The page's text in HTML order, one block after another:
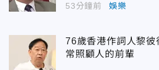
53分鐘前 娛樂
76歲香港作詞人黎
常照顧人的前輩